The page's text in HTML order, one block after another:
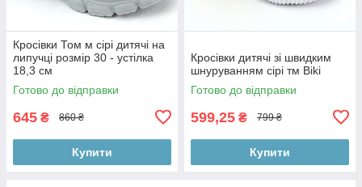
Кросівки Том м сірі дитячі на
липучці розмір 30 - устілка
18,3 см
Готово до відправки
645 ₴ 860 ₴
Купити
Кросівки дитячі зі швидким
шнуруванням сірі тм Biki
Готово до відправки
599,25 ₴ 799 ₴
Купити